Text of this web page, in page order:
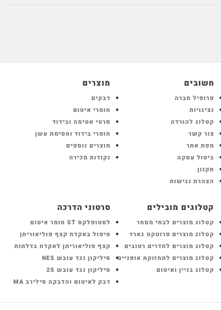
חשובים
פרופיל חברה
נציגויות
קטלוג להורדה
צור קשר
מפת אתר
ביטול עסקה
תקנון
הצהרת נגישות
מוצרים
דבקים
חומרי איטום
סרטי אטימה ובידוד
חומרי בידוד וחסימת עשן
מוצרים נוספים
נקודות מכירה
קטלוגים מובילים
קטלוג מוצרים לבתי מסחר
קטלוג מוצרים פרוטקט גארד
קטלוג מוצרים לחדרים רטובים
קטלוג מוצרים לתחזוקת אופניים
קטלוג בניין ואיטום
סרטוני הדרכה
לסטופלקס ST חומר איטום
טיפול באקדח קצף פוליאוריתן
קצף פוליאוריתן לאקדח בדלתות
סיליקון נגד עובש NES
סיליקון נגד עובש 2S
דבק לאיטום והדבקה סילירב MA